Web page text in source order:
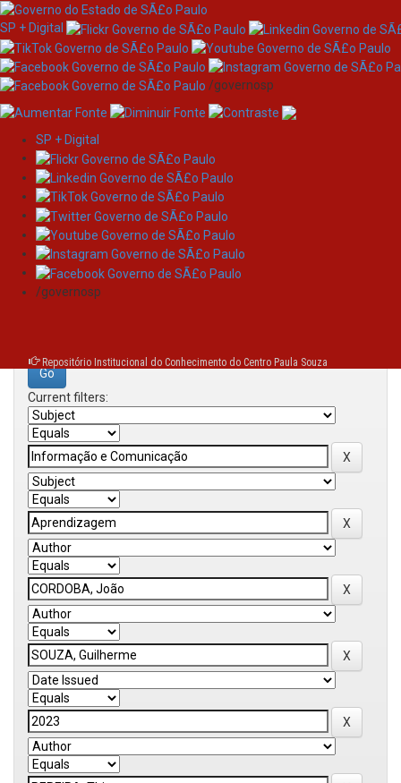
Skip
navigation
SP + Digital
/governosp
SP + Digital
/governosp
Repositório Institucional do Conhecimento do Centro Paula Souza
Search
Search:
Current filters: